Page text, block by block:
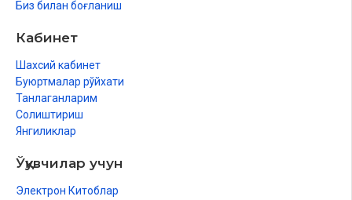
Тунги суннатлар
Қуръони Каримнинг ҳақи
Биз билан боғланиш
Кабинет
Шахсий кабинет
Буюртмалар рўйхати
Танлаганларим
Солиштириш
Янгиликлар
Ўқувчилар учун
Электрон Китоблар